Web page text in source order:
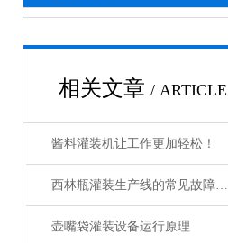
相关文章 / ARTICLE
酱料灌装机让工作更加轻松！
西林瓶灌装生产线的常见故障及解决方法有哪些？
壶嘴袋灌装设备运行原理